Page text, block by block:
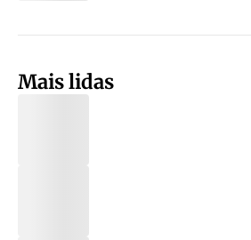
Mais lidas